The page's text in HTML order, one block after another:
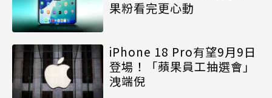
果粉看完更心動
iPhone 18 Pro有望9月9日
登場！「蘋果員工抽選會」
洩端倪